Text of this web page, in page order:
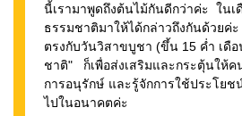
นี้เรามาพูดถึงต้นไม้กันดีกว่าค่ะ ใน
ธรรมชาติมาให้ได้กล่าวถึงกันด้วยค่
ตรงกับวันวิสาขบูชา (ขึ้น 15 ค่ำ เดื
ชาติ" ก็เพื่อส่งเสริมและกระตุ้นให้
การอนุรักษ์ และรู้จักการใช้ประโยช
ไปในอนาคตค่ะ